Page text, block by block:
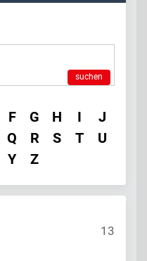
suchen
F G H I
J
Q R S T
U
Y Z
13